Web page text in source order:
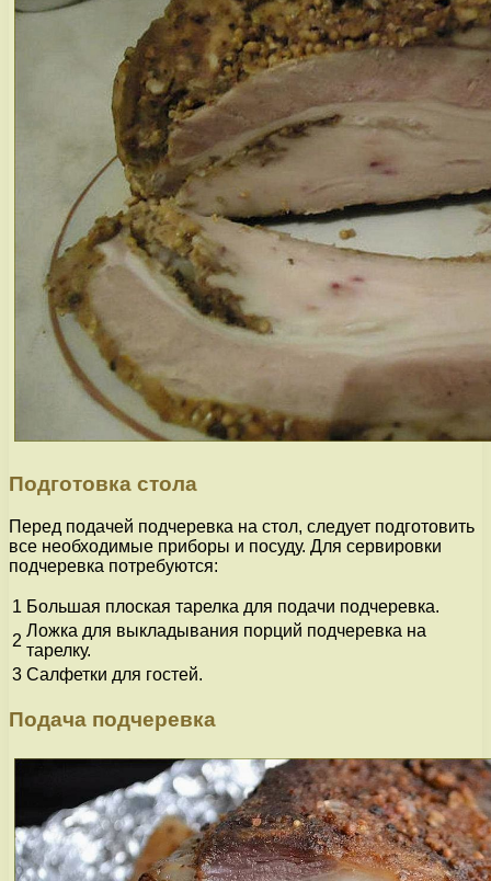
Подготовка стола
Перед подачей подчеревка на стол, следует подготовить
все необходимые приборы и посуду. Для сервировки
подчеревка потребуются:
1 Большая плоская тарелка для подачи подчеревка.
2
Ложка для выкладывания порций подчеревка на
тарелку.
3 Салфетки для гостей.
Подача подчеревка